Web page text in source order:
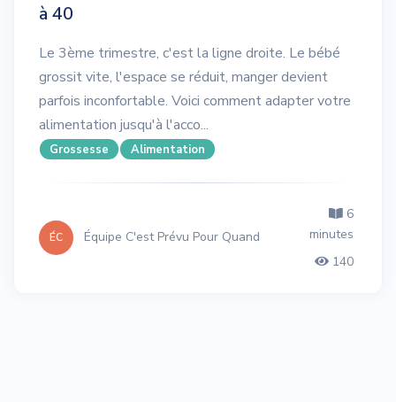
à 40
Le 3ème trimestre, c'est la ligne droite. Le bébé
grossit vite, l'espace se réduit, manger devient
parfois inconfortable. Voici comment adapter votre
alimentation jusqu'à l'acco...
Grossesse Alimentation
ÉC Équipe C'est Prévu Pour Quand
6
minutes
140